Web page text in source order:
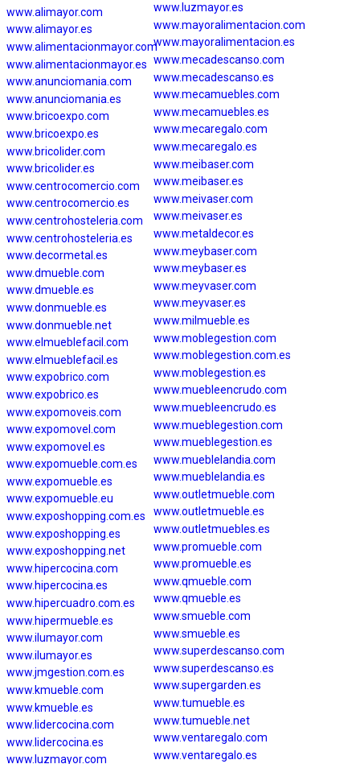
www.alimayor.com
www.alimayor.es
www.alimentacionmayor.com
www.alimentacionmayor.es
www.anunciomania.com
www.anunciomania.es
www.bricoexpo.com
www.bricoexpo.es
www.bricolider.com
www.bricolider.es
www.centrocomercio.com
www.centrocomercio.es
www.centrohosteleria.com
www.centrohosteleria.es
www.decormetal.es
www.dmueble.com
www.dmueble.es
www.donmueble.es
www.donmueble.net
www.elmueblefacil.com
www.elmueblefacil.es
www.expobrico.com
www.expobrico.es
www.expomoveis.com
www.expomovel.com
www.expomovel.es
www.expomueble.com.es
www.expomueble.es
www.expomueble.eu
www.exposhopping.com.es
www.exposhopping.es
www.exposhopping.net
www.hipercocina.com
www.hipercocina.es
www.hipercuadro.com.es
www.hipermueble.es
www.ilumayor.com
www.ilumayor.es
www.jmgestion.com.es
www.kmueble.com
www.kmueble.es
www.lidercocina.com
www.lidercocina.es
www.luzmayor.com
www.luzmayor.es
www.mayoralimentacion.com
www.mayoralimentacion.es
www.mecadescanso.com
www.mecadescanso.es
www.mecamuebles.com
www.mecamuebles.es
www.mecaregalo.com
www.mecaregalo.es
www.meibaser.com
www.meibaser.es
www.meivaser.com
www.meivaser.es
www.metaldecor.es
www.meybaser.com
www.meybaser.es
www.meyvaser.com
www.meyvaser.es
www.milmueble.es
www.moblegestion.com
www.moblegestion.com.es
www.moblegestion.es
www.muebleencrudo.com
www.muebleencrudo.es
www.mueblegestion.com
www.mueblegestion.es
www.mueblelandia.com
www.mueblelandia.es
www.outletmueble.com
www.outletmueble.es
www.outletmuebles.es
www.promueble.com
www.promueble.es
www.qmueble.com
www.qmueble.es
www.smueble.com
www.smueble.es
www.superdescanso.com
www.superdescanso.es
www.supergarden.es
www.tumueble.es
www.tumueble.net
www.ventaregalo.com
www.ventaregalo.es